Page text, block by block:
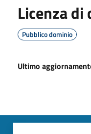
Licenza
Pubblico dominio
Ultimo